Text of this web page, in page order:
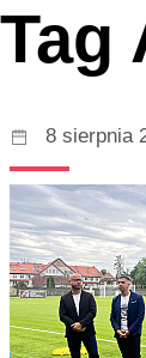
Tag
8 sierpnia